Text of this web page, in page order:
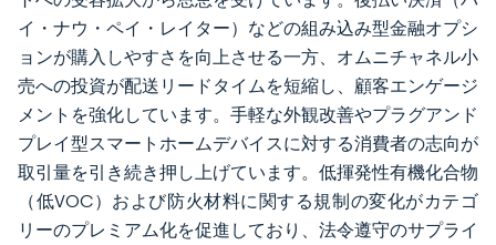
イ・ナウ・ペイ・レイター）などの組み込み型金融オプシ
ョンが購入しやすさを向上させる一方、オムニチャネル小
売への投資が配送リードタイムを短縮し、顧客エンゲージ
メントを強化しています。手軽な外観改善やプラグアンド
プレイ型スマートホームデバイスに対する消費者の志向が
取引量を引き続き押し上げています。低揮発性有機化合物
（低VOC）および防火材料に関する規制の変化がカテゴ
リーのプレミアム化を促進しており、法令遵守のサプライ